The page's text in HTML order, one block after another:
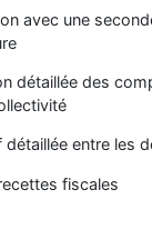
avec une
détaillée des
détaillée entre les
fiscales